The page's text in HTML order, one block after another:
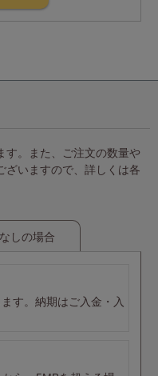
す。また、ご注文の数量や
ざいますので、詳しくは各
しの場合
す。納期はご入金・入